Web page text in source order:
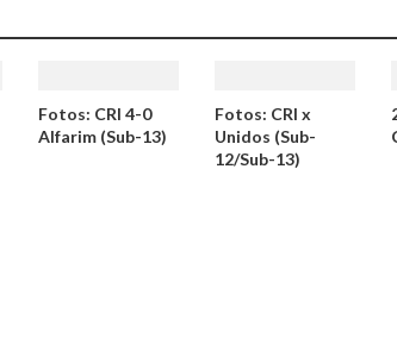
Fotos: CRI 4-0
Alfarim (Sub-13)
Fotos: CRI x
Unidos (Sub-
12/Sub-13)